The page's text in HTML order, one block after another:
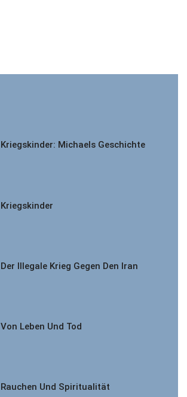
Kriegskinder: Michaels Geschichte
Kriegskinder
Der Illegale Krieg Gegen Den Iran
Von Leben Und Tod
Rauchen Und Spiritualität